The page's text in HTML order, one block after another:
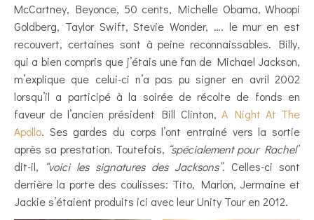
McCartney, Beyonce, 50 cents, Michelle Obama, Whoopi
Goldberg, Taylor Swift, Stevie Wonder, …. le mur en est
recouvert, certaines sont à peine reconnaissables. Billy,
qui a bien compris que j’étais une fan de Michael Jackson,
m’explique que celui-ci n’a pas pu signer en avril 2002
lorsqu’il a participé à la soirée de récolte de fonds en
faveur de l’ancien président Bill Clinton, A Night At The
Apollo. Ses gardes du corps l’ont entrainé vers la sortie
après sa prestation. Toutefois, “spécialement pour Rachel”
dit-il,
“voici les signatures des Jacksons”. Celles-ci sont
derrière la porte des coulisses: Tito, Marlon, Jermaine et
Jackie s’étaient produits ici avec leur Unity Tour en 2012.